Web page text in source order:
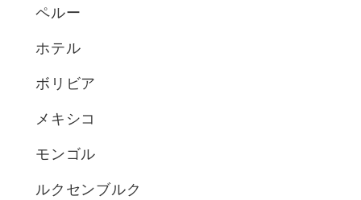
ペルー
ホテル
ボリビア
メキシコ
モンゴル
ルクセンブルク